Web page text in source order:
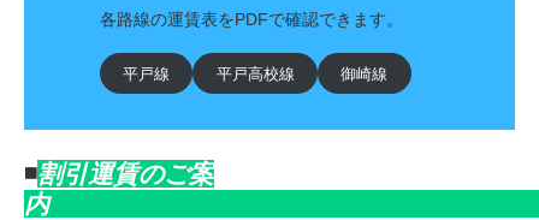
各路線の運賃表をPDFで確認できます。
平戸線 平戸高校線 御崎線
◾️割引運賃のご案
内